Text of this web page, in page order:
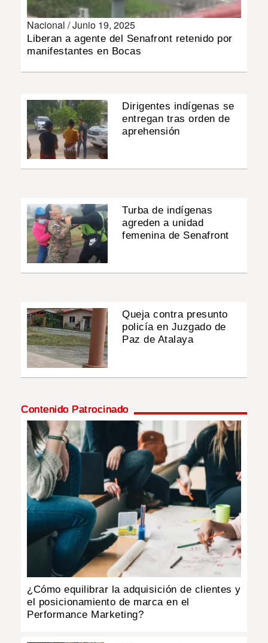
Nacional /Junio 19, 2025
Liberan a agente del Senafront retenido por
manifestantes en Bocas
Dirigentes indígenas se
entregan tras orden de
aprehensión
Turba de indígenas
agreden a unidad
femenina de Senafront
Queja contra presunto
policía en Juzgado de
Paz de Atalaya
Contenido Patrocinado
¿Cómo equilibrar la adquisición de clientes y
el posicionamiento de marca en el
Performance Marketing?